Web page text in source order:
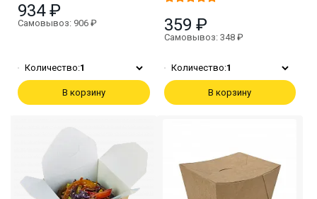
934 ₽
Самовывоз: 906 ₽
Количество:1
В корзину
359 ₽
Самовывоз: 348 ₽
Количество:1
В корзину